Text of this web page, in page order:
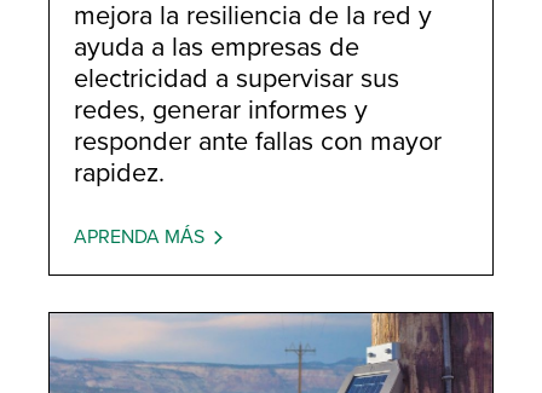
mejora la resiliencia de la red y
ayuda a las empresas de
electricidad a supervisar sus
redes, generar informes y
responder ante fallas con mayor
rapidez.
APRENDA MÁS